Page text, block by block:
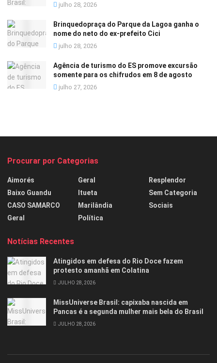
julho 28, 2026
Brinquedopraça do Parque da Lagoa ganha o
nome do neto do ex-prefeito Cici
julho 28, 2026
Agência de turismo do ES promove excursão
somente para os chifrudos em 8 de agosto
julho 27, 2026
Procurar por Categorias
Aimorés
Baixo Guandu
CASO SAMARCO
Geral
Geral
Itueta
Marilândia
Política
Resplendor
Sem Categoria
Sociais
Notícias Recentes
Atingidos em defesa do Rio Doce fazem
protesto amanhã em Colatina
JULHO 28, 2026
MissUniverse Brasil: capixaba nascida em
Pancas é a segunda mulher mais bela do Brasil
JULHO 28, 2026